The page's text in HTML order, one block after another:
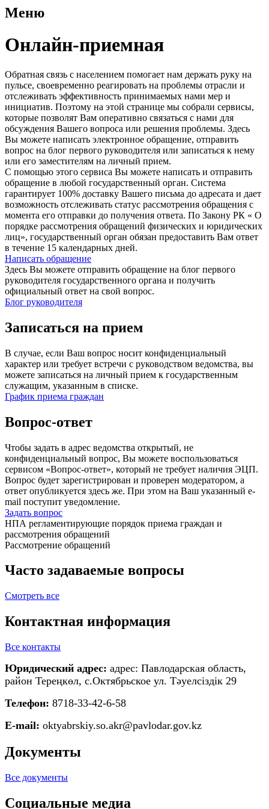
Меню
Онлайн-приемная
Обратная связь с населением помогает нам держать руку на
пульсе, своевременно реагировать на проблемы отрасли и
отслеживать эффективность принимаемых нами мер и
инициатив. Поэтому на этой странице мы собрали сервисы,
которые позволят Вам оперативно связаться с нами для
обсуждения Вашего вопроса или решения проблемы. Здесь
Вы можете написать электронное обращение, отправить
вопрос на блог первого руководителя или записаться к нему
или его заместителям на личный прием.
С помощью этого сервиса Вы можете написать и отправить
обращение в любой государственный орган. Система
гарантирует 100% доставку Вашего письма до адресата и дает
возможность отслеживать статус рассмотрения обращения с
момента его отправки до получения ответа. По Закону РК « О
порядке рассмотрения обращений физических и юридических
лиц», государственный орган обязан предоставить Вам ответ
в течение 15 календарных дней.
Написать обращение
Здесь Вы можете отправить обращение на блог первого
руководителя государственного органа и получить
официальный ответ на свой вопрос.
Блог руководителя
Записаться на прием
В случае, если Ваш вопрос носит конфиденциальный
характер или требует встречи с руководством ведомства, вы
можете записаться на личный прием к государственным
служащим, указанным в списке.
График приема граждан
Вопрос-ответ
Чтобы задать в адрес ведомства открытый, не
конфиденциальный вопрос, Вы можете воспользоваться
сервисом «Вопрос-ответ», который не требует наличия ЭЦП.
Вопрос будет зарегистрирован и проверен модератором, а
ответ опубликуется здесь же. При этом на Ваш указанный e-
mail поступит уведомление.
Задать вопрос
НПА регламентирующие порядок приема граждан и
рассмотрения обращений
Рассмотрение обращений
Часто задаваемые вопросы
Смотреть все
Контактная информация
Все контакты
Юридический адрес: адрес: Павлодарская область,
район Тереңкөл, с.Октябрьское ул. Тәуелсіздік 29
Телефон: 8718-33-42-6-58
E-mail: oktyabrskiy.so.akr@pavlodar.gov.kz
Документы
Все документы
Социальные медиа